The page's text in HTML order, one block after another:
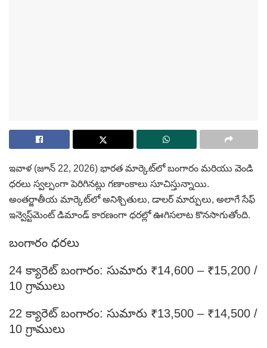
ఇవాళ (జూన్ 22, 2026) భారత మార్కెట్‌లో బంగారం మరియు వెండి
ధరలు స్వల్పంగా పెరిగినట్లు గణాంకాలు సూచిస్తున్నాయి.
అంతర్జాతీయ మార్కెట్‌లో అనిశ్చితులు, డాలర్ మార్పులు, అలాగే సేఫ్‌
ఇన్వెస్ట్‌మెంట్‌ డిమాండ్‌ కారణంగా ధరల్లో ఊగిసలాట కొనసాగుతోంది.
బంగారం ధరలు
24 క్యారెట్ బంగారం: సుమారు ₹14,600 – ₹15,200 /
10 గ్రాములు
22 క్యారెట్ బంగారం: సుమారు ₹13,500 – ₹14,500 /
10 గ్రాములు